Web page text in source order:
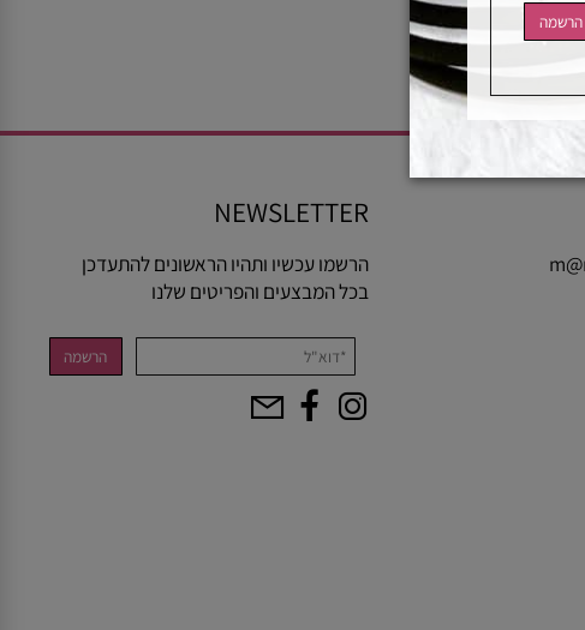
NEWSLETTER
בכל המבצעים והפריטים שלנו